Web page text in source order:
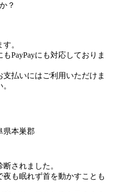
？
。
PayPayにも対応しておりま
払いにはご利用いただけま
本巣郡
されました。
も眠れず首を動かすことも